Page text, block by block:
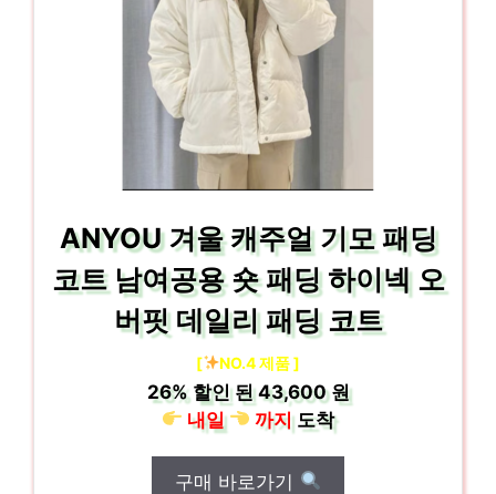
ANYOU 겨울 캐주얼 기모 패딩
코트 남여공용 숏 패딩 하이넥 오
버핏 데일리 패딩 코트
[ NO.4 제품 ]
26%할인 된43,600 원
내일
까지도착
구매 바로가기